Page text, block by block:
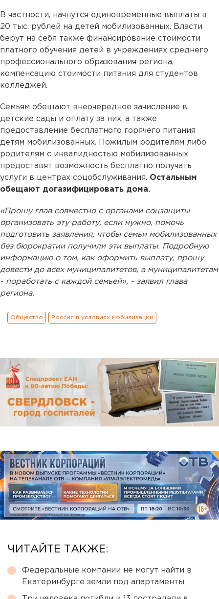
В частности, начнутся единовременные выплаты в
20 тыс. рублей на детей мобилизованных. Власти
берут на себя также финансирование стоимости
платного обучения детей в учреждениях среднего
профессионального образования региона,
компенсацию стоимости питания для студентов
колледжей.
Семьям обещают внеочередное зачисление в
детские сады и оплату за них, а также
предоставление бесплатного горячего питания
детям мобилизованных. Пожилым родителям либо
родителям с инвалидностью мобилизованных
предоставят возможность бесплатно получать
услуги в центрах соцобслуживания. Остальным
обещают догазифицировать дома.
«Прошу глав совместно с органами соцзащиты
организовать эту работу, если нужно, помочь
подготовить заявления, чтобы семьи мобилизованных
без бюрократии получили эти выплаты. Подробную
информацию о том, как оформить выплату, прошу
довести до всех муниципалитетов, а муниципалитетам
- поработать с каждой семьей», - заявил глава
региона.
Общество Россия в условиях мобилизации
ЧИТАЙТЕ ТАКЖЕ:
Федеральные компании не могут найти в
Екатеринбурге земли под апартаменты